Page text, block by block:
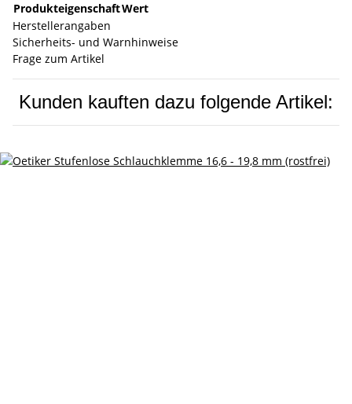
ProdukteigenschaftWert
Herstellerangaben
Sicherheits- und Warnhinweise
Frage zum Artikel
Kunden kauften dazu folgende Artikel: